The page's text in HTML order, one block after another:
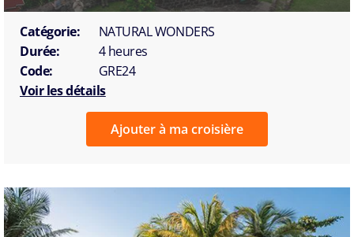
Catégorie:
NATURAL WONDERS
Durée:
4 heures
Code:
GRE24
Voir les détails
Ajouter à ma croisière